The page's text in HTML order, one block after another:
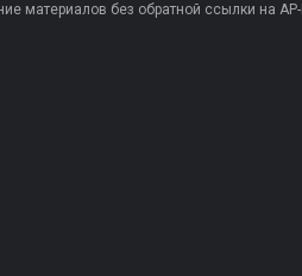
материалов без обратной ссылки на